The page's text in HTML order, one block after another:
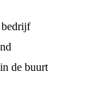
de buurt